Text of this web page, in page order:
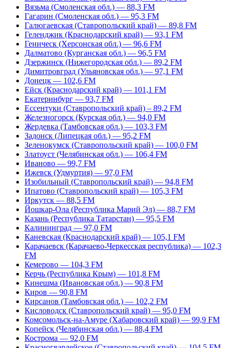
Вязьма (Смоленская обл.) — 88,3 FM
Гагарин (Смоленская обл.) — 95,3 FM
Галюгаевская (Ставропольский край) — 89,8 FM
Геленджик (Краснодарский край) — 93,1 FM
Геническ (Херсонская обл.) — 96,6 FM
Далматово (Курганская обл.) — 96,5 FM
Дзержинск (Нижегородская обл.) — 89,2 FM
Димитровград (Ульяновская обл.) — 97,1 FM
Донецк — 102,6 FM
Ейск (Краснодарский край) — 101,1 FM
Екатеринбург — 93,7 FM
Ессентуки (Ставропольский край) – 89,2 FM
Железногорск (Курская обл.) — 94,0 FM
Жердевка (Тамбовская обл.) — 103,3 FM
Задонск (Липецкая обл.) — 95,2 FM
Зеленокумск (Ставропольский край) — 100,0 FM
Златоуст (Челябинская обл.) — 106,4 FM
Иваново — 99,7 FM
Ижевск (Удмуртия) — 97,0 FM
Изобильный (Ставропольский край) — 94,8 FM
Ипатово (Ставропольский край) — 105,3 FM
Иркутск — 88,5 FM
Йошкар-Ола (Республика Марий Эл) — 88,7 FM
Казань (Республика Татарстан) — 95,5 FM
Калининград — 97,0 FM
Каневская (Краснодарский край) — 105,1 FM
Карачаевск (Карачаево-Черкесская республика) — 102,3
FM
Кемерово — 104,3 FM
Керчь (Республика Крым) — 101,8 FM
Кинешма (Ивановская обл.) — 90,8 FM
Киров — 90,8 FM
Кирсанов (Тамбовская обл.) — 102,2 FM
Кисловодск (Ставропольский край) — 95,0 FM
Комсомольск-на-Амуре (Хабаровский край) — 99,9 FM
Копейск (Челябинская обл.) — 88,4 FM
Кострома — 92,0 FM